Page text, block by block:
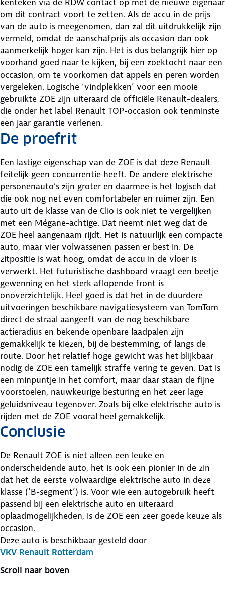
om dit contract voort te zetten. Als de accu in de prijs
van de auto is meegenomen, dan zal dit uitdrukkelijk zijn
vermeld, omdat de aanschafprijs als occasion dan ook
aanmerkelijk hoger kan zijn. Het is dus belangrijk hier op
voorhand goed naar te kijken, bij een zoektocht naar een
occasion, om te voorkomen dat appels en peren worden
vergeleken. Logische ‘vindplekken’ voor een mooie
gebruikte ZOE zijn uiteraard de officiële Renault-dealers,
die onder het label Renault TOP-occasion ook tenminste
een jaar garantie verlenen.
De proefrit
Een lastige eigenschap van de ZOE is dat deze Renault
feitelijk geen concurrentie heeft. De andere elektrische
personenauto’s zijn groter en daarmee is het logisch dat
die ook nog net even comfortabeler en ruimer zijn. Een
auto uit de klasse van de Clio is ook niet te vergelijken
met een Mégane-achtige. Dat neemt niet weg dat de
ZOE heel aangenaam rijdt. Het is natuurlijk een compacte
auto, maar vier volwassenen passen er best in. De
zitpositie is wat hoog, omdat de accu in de vloer is
verwerkt. Het futuristische dashboard vraagt een beetje
gewenning en het sterk aflopende front is
onoverzichtelijk. Heel goed is dat het in de duurdere
uitvoeringen beschikbare navigatiesysteem van TomTom
direct de straal aangeeft van de nog beschikbare
actieradius en bekende openbare laadpalen zijn
gemakkelijk te kiezen, bij de bestemming, of langs de
route. Door het relatief hoge gewicht was het blijkbaar
nodig de ZOE een tamelijk straffe vering te geven. Dat is
een minpuntje in het comfort, maar daar staan de fijne
voorstoelen, nauwkeurige besturing en het zeer lage
geluidsniveau tegenover. Zoals bij elke elektrische auto is
rijden met de ZOE vooral heel gemakkelijk.
Conclusie
De Renault ZOE is niet alleen een leuke en
onderscheidende auto, het is ook een pionier in de zin
dat het de eerste volwaardige elektrische auto in deze
klasse (‘B-segment’) is. Voor wie een autogebruik heeft
passend bij een elektrische auto en uiteraard
oplaadmogelijkheden, is de ZOE een zeer goede keuze als
occasion.
Deze auto is beschikbaar gesteld door
VKV Renault Rotterdam
Scroll naar boven